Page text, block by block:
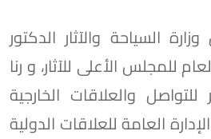
السياحة والآثار الدكتور
للمجلس الأعلى للآثار، و رنا
والعلاقات الخارجية
العامة للعلاقات الدولية